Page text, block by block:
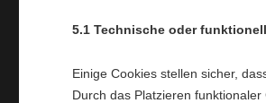
5.1 Technische oder
Einige Cookies stellen sicher,
Durch das Platzieren